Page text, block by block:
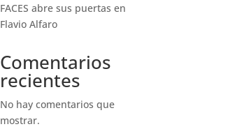
FACES abre sus puertas en
Flavio Alfaro
Comentarios
recientes
No hay comentarios que
mostrar.